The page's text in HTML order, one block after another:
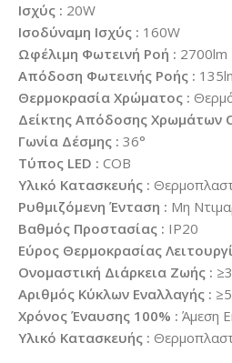
Ισχύς : 20W
Ισοδύναμη Ισχύς : 160W
Ωφέλιμη Φωτεινή Ροή : 2700lm
Απόδοση Φωτεινής Ροής :
Θερμοκρασία Χρώματος :
Δείκτης Απόδοσης Χρωμάτων
Γωνία Δέσμης : 36°
Τύπος LED : COB
Υλικό Κατασκευής :
Ρυθμιζόμενη Ένταση : Μη
Βαθμός Προστασίας : IP20
Εύρος Θερμοκρασίας
Ονομαστική Διάρκεια Ζωής :
Αριθμός Κύκλων Εναλλαγής :
Χρόνος Έναυσης 100% : Άμεση
Υλικό Κατασκευής :